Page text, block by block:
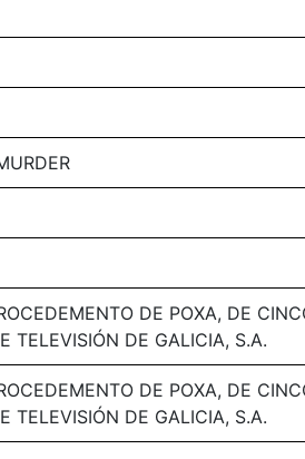
DE POXA, DE
TELEVISIÓN DE GALICIA, S.A.
DE POXA, DE
TELEVISIÓN DE GALICIA, S.A.